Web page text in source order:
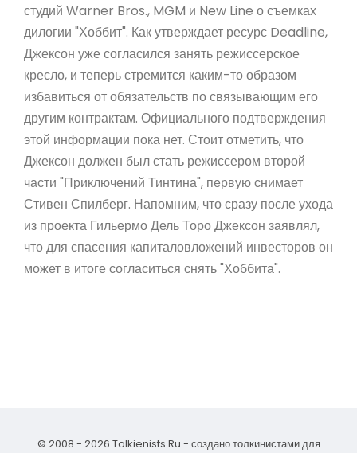
студий Warner Bros., MGM и New Line о съемках
дилогии "Хоббит". Как утверждает ресурс Deadline,
Джексон уже согласился занять режиссерское
кресло, и теперь стремится каким-то образом
избавиться от обязательств по связывающим его
другим контрактам. Официального подтверждения
этой информации пока нет. Стоит отметить, что
Джексон должен был стать режиссером второй
части "Приключений Тинтина", первую снимает
Стивен Спилберг. Напомним, что сразу после ухода
из проекта Гильермо Дель Торо Джексон заявлял,
что для спасения капиталовложений инвесторов он
может в итоге согласиться снять "Хоббита".
© 2008 - 2026 Tolkienists.Ru - создано толкинистами для